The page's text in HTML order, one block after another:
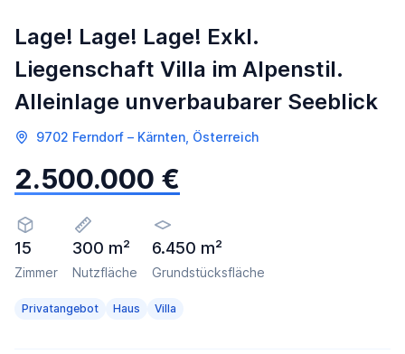
Lage! Lage! Lage! Exkl.
Liegenschaft Villa im Alpenstil.
Alleinlage unverbaubarer Seeblick
9702 Ferndorf – Kärnten, Österreich
2.500.000 €
15
Zimmer
300 m²
Nutzfläche
6.450 m²
Grundstücksfläche
Privatangebot Haus Villa